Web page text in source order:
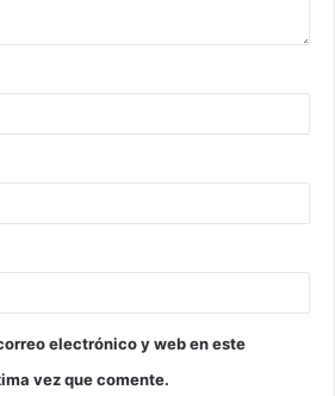
electrónico y web en este
vez que comente.